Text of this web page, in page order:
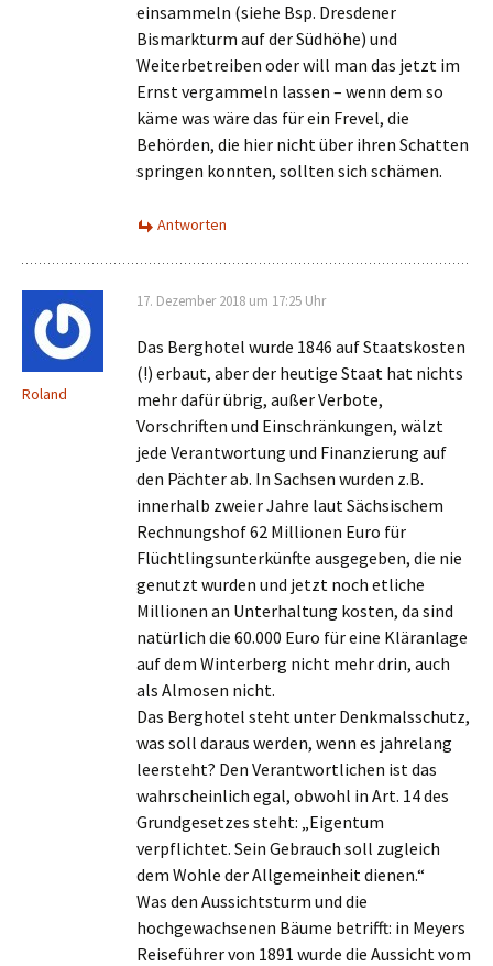
einsammeln (siehe Bsp. Dresdener
Bismarkturm auf der Südhöhe) und
Weiterbetreiben oder will man das jetzt im
Ernst vergammeln lassen – wenn dem so
käme was wäre das für ein Frevel, die
Behörden, die hier nicht über ihren Schatten
springen konnten, sollten sich schämen.
Antworten
Roland
17. Dezember 2018 um 17:25 Uhr
Das Berghotel wurde 1846 auf Staatskosten
(!) erbaut, aber der heutige Staat hat nichts
mehr dafür übrig, außer Verbote,
Vorschriften und Einschränkungen, wälzt
jede Verantwortung und Finanzierung auf
den Pächter ab. In Sachsen wurden z.B.
innerhalb zweier Jahre laut Sächsischem
Rechnungshof 62 Millionen Euro für
Flüchtlingsunterkünfte ausgegeben, die nie
genutzt wurden und jetzt noch etliche
Millionen an Unterhaltung kosten, da sind
natürlich die 60.000 Euro für eine Kläranlage
auf dem Winterberg nicht mehr drin, auch
als Almosen nicht.
Das Berghotel steht unter Denkmalsschutz,
was soll daraus werden, wenn es jahrelang
leersteht? Den Verantwortlichen ist das
wahrscheinlich egal, obwohl in Art. 14 des
Grundgesetzes steht: „Eigentum
verpflichtet. Sein Gebrauch soll zugleich
dem Wohle der Allgemeinheit dienen.“
Was den Aussichtsturm und die
hochgewachsenen Bäume betrifft: in Meyers
Reiseführer von 1891 wurde die Aussicht vom